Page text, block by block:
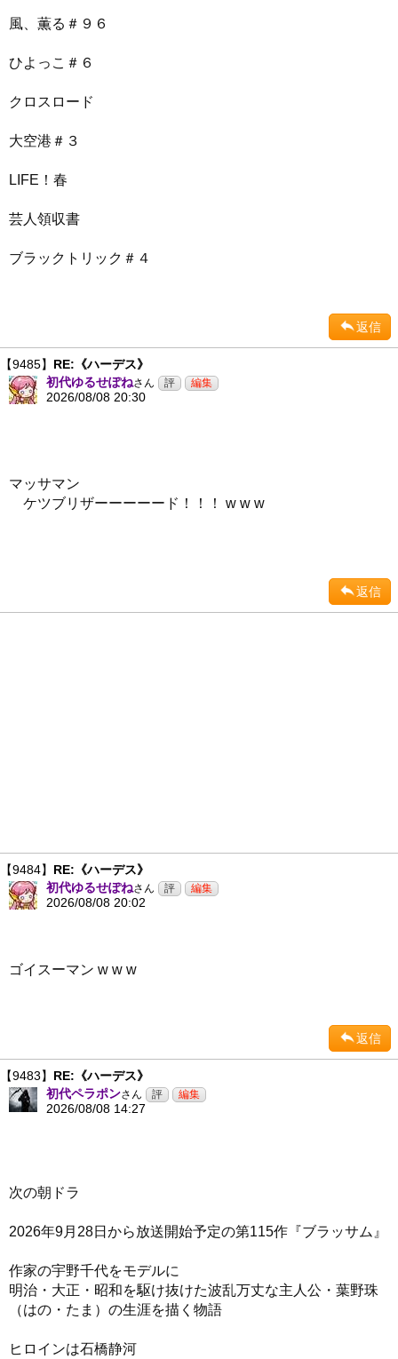
風、薫る＃９６
ひよっこ＃６
クロスロード
大空港＃３
LIFE！春
芸人領収書
ブラックトリック＃４
返信
【9485】 RE:《ハーデス》
初代ゆるせぽねさん
2026/08/08 20:30
マッサマン
ケツブリザーーーーード！！！ w w w
返信
【9484】 RE:《ハーデス》
初代ゆるせぽねさん
2026/08/08 20:02
ゴイスーマン w w w
返信
【9483】 RE:《ハーデス》
初代ペラポンさん
2026/08/08 14:27
次の朝ドラ
2026年9月28日から放送開始予定の第115作『ブラッサム』
作家の宇野千代をモデルに
明治・大正・昭和を駆け抜けた波乱万丈な主人公・葉野珠
（はの・たま）の生涯を描く物語
ヒロインは石橋静河